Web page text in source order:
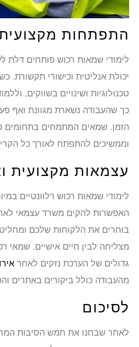
התפתחות מקצועית
לימודי שמאות רכוש פותחים דלת
יכולת אנליטית וכישורי תקשורת.
טכנולוגיות ושינויים בשווקים,
כך שהעבודה נשארת מגוונת ואף
הזמן. שמאים המתמחים בתחומים
וממשיכים להתפתח לאורך כל
עצמאות מקצועית
לימודי שמאות רכוש רלוונטיים
האפשרות להקים משרד עצמאי
בוחרים את הלקוחות שלכם
מצליחה לבין חיים אישיים. שמאי
גדולים של הערכת נזקים לאחר
מהעבודה כולל ביקורים באתרים
לסיכום
לאחר שבחנו את חמש הסיבות